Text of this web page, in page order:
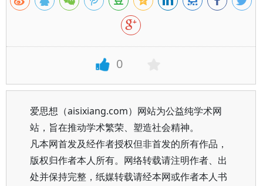
0
爱思想（aisixiang.com）网站为公益纯学术网
站，旨在推动学术繁荣、塑造社会精神。
凡本网首发及经作者授权但非首发的所有作品，
版权归作者本人所有。网络转载请注明作者、出
处并保持完整，纸媒转载请经本网或作者本人书